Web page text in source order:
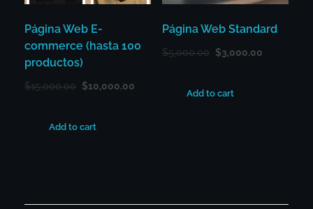
Página Web E-
commerce (hasta 100
productos)
$15,000.00 $10,000.00
Add to cart
Página Web Standard
$5,000.00 $3,000.00
Add to cart